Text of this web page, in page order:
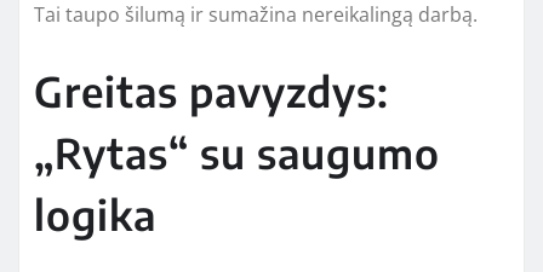
Tai taupo šilumą ir sumažina nereikalingą darbą.
Greitas pavyzdys:
„Rytas“ su saugumo
logika